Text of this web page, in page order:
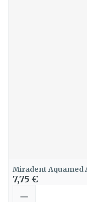
Miradent Aquamed
7,75 €